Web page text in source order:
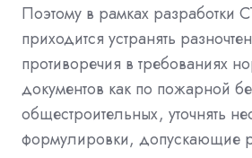
Поэтому в рамках разработки
приходится устранять
противоречия в требованиях
документов как по пожарной
общестроительных, уточнять
формулировки, допускающие